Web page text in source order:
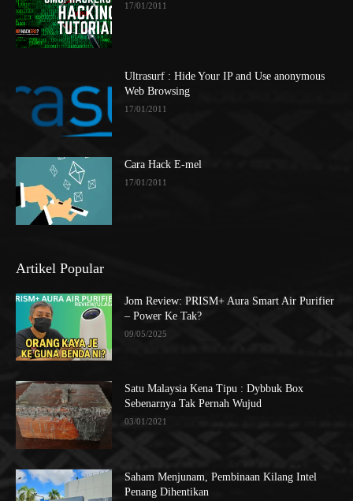
17/01/2011
Ultrasurf : Hide Your IP and Use anonymous
Web Browsing
17/01/2011
Cara Hack E-mel
17/01/2011
Artikel Popular
Jom Review: PRISM+ Aura Smart Air Purifier
– Power Ke Tak?
09/05/2025
Satu Malaysia Kena Tipu : Dybbuk Box
Sebenarnya Tak Pernah Wujud
03/01/2021
Saham Menjunam, Pembinaan Kilang Intel
Penang Dihentikan